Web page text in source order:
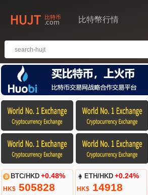
比特幣行情
BTC/HKD +0.48%
HK$505828
ETH/HKD +0.24%
HK$ 14918